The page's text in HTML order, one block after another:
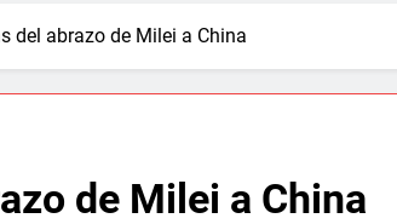
del abrazo de Milei a China
de Milei a China